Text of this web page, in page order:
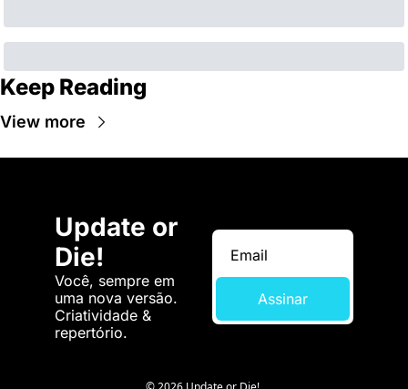
Keep Reading
View more
Update or
Die!
Você, sempre em
uma nova versão.
Criatividade &
repertório.
Assinar